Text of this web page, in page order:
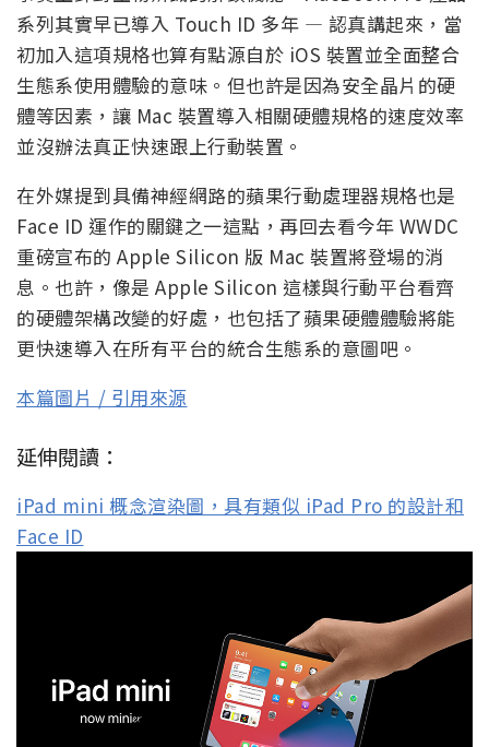
系列其實早已導入 Touch ID 多年 — 認真講起來，當
初加入這項規格也算有點源自於 iOS 裝置並全面整合
生態系使用體驗的意味。但也許是因為安全晶片的硬
體等因素，讓 Mac 裝置導入相關硬體規格的速度效率
並沒辦法真正快速跟上行動裝置。
在外媒提到具備神經網路的蘋果行動處理器規格也是
Face ID 運作的關鍵之一這點，再回去看今年 WWDC
重磅宣布的 Apple Silicon 版 Mac 裝置將登場的消
息。也許，像是 Apple Silicon 這樣與行動平台看齊
的硬體架構改變的好處，也包括了蘋果硬體體驗將能
更快速導入在所有平台的統合生態系的意圖吧。
本篇圖片 / 引用來源
延伸閱讀：
iPad mini 概念渲染圖，具有類似 iPad Pro 的設計和
Face ID